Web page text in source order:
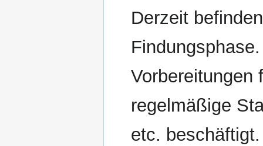
Derzeit
Vorbereitungen
regelmäßige
etc. beschäftigt.